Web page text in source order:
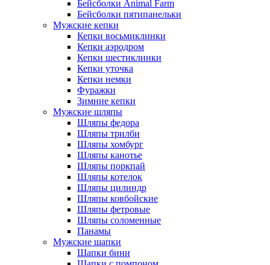
Бейсболки Animal Farm
Бейсболки пятипанельки
Мужские кепки
Кепки восьмиклинки
Кепки аэродром
Кепки шестиклинки
Кепки уточка
Кепки немки
Фуражки
Зимние кепки
Мужские шляпы
Шляпы федора
Шляпы трилби
Шляпы хомбург
Шляпы канотье
Шляпы поркпай
Шляпы котелок
Шляпы цилиндр
Шляпы ковбойские
Шляпы фетровые
Шляпы соломенные
Панамы
Мужские шапки
Шапки бини